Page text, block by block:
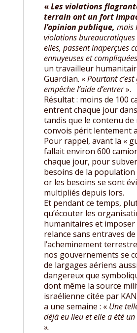
«Les violations
terrain ont un fort
l’opinion publique, mais
violations bureaucratiques
elles, passent inaperçues
ennuyeuses et compliquées
un travailleur
Guardian. «Pourtant
empêche l’aide d’entrer».
Résultat : moins de 100
entrent chaque jour
tandis que le contenu de
convois périt lentement
Pour rappel, avant la «
fallait environ 600
chaque jour, pour
besoins de la population
or les besoins se sont
multipliés depuis lors.
Et pendant ce temps,
qu’écouter les
humanitaires et imposer
relance sans entraves de
l’acheminement terrestre
nos gouvernements se
de largages aériens aussi
dangereux que
dont même la source
israélienne citée par
a une semaine : « Une
déjà eu lieu et elle a été
».